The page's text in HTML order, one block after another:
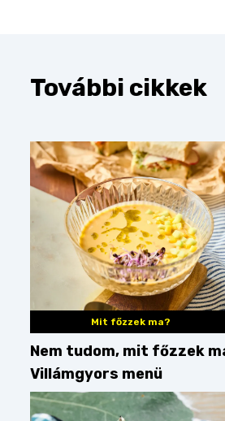
További cikkek
Mit főzzek ma?
Nem tudom, mit főzzek
Villámgyors menü